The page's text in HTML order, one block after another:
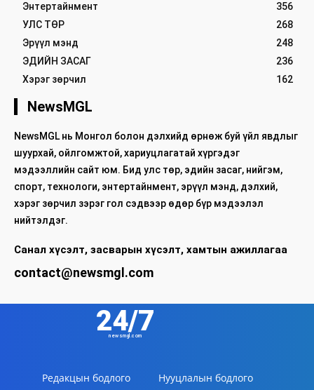
Энтертайнмент
356
УЛС ТӨР
268
Эрүүл мэнд
248
ЭДИЙН ЗАСАГ
236
Хэрэг зөрчил
162
NewsMGL
NewsMGL нь Монгол болон дэлхийд өрнөж буй үйл явдлыг
шуурхай, ойлгомжтой, хариуцлагатай хүргэдэг
мэдээллийн сайт юм. Бид улс төр, эдийн засаг, нийгэм,
спорт, технологи, энтертайнмент, эрүүл мэнд, дэлхий,
хэрэг зөрчил зэрэг гол сэдвээр өдөр бүр мэдээлэл
нийтэлдэг.
Санал хүсэлт, засварын хүсэлт, хамтын ажиллагаа
contact@newsmgl.com
24/7
newsmgl.com
Редакцын бодлого Нууцлалын бодлого